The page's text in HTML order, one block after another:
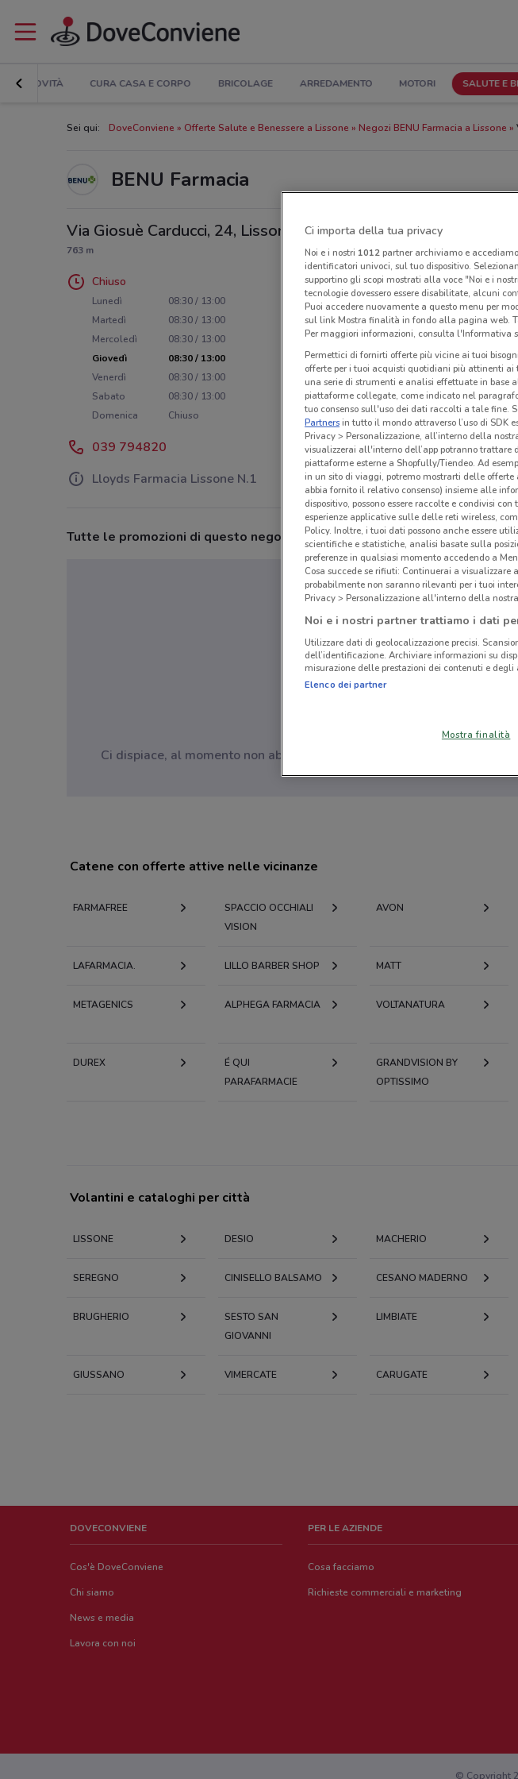
NOVITÀ CURA CASA E CORPO BRICOLAGE ARREDAMENTO MOTORI SALUTE E
Sei qui: DoveConviene Offerte Salute e Benessere a Lissone Negozi BENU Farmacia a Lissone
BENU Farmacia
Via Giosuè Carducci, 24, Lissone
763 m
Chiuso
Lunedì
08:30 / 13:00
Martedì
08:30 / 13:00
Mercoledì
08:30 / 13:00
Giovedì
08:30 / 13:00
Venerdì
08:30 / 13:00
Sabato
08:30 / 13:00
Domenica
Chiuso
039 794820
Lloyds Farmacia Lissone N.1
Tutte le promozioni di questo negozio
Ci dispiace, al momento non abbiamo pubblicato volantini nella tua
Catene con offerte attive nelle vicinanze
FARMAFREE
SPACCIO OCCHIALI
VISION
AVON
LAFARMACIA. LILLO BARBER SHOP MATT
METAGENICS ALPHEGA FARMACIA VOLTANATURA
DUREX
É QUI
PARAFARMACIE
GRANDVISION BY
OPTISSIMO
Volantini e cataloghi per città
LISSONE DESIO MACHERIO
SEREGNO CINISELLO BALSAMO CESANO MADERNO
BRUGHERIO
SESTO SAN
GIOVANNI
LIMBIATE
GIUSSANO VIMERCATE CARUGATE
DOVECONVIENE
Cos'è DoveConviene
Chi siamo
News e media
Lavora con noi
PER LE AZIENDE
Cosa facciamo
Richieste commerciali e marketing
© Copyright
Ci importa della tua privacy
Noi e i nostri 1012partner archiviamo e
identificatori univoci, sul tuo dispositivo.
supportino gli scopi mostrati alla voce "Noi e i
tecnologie dovessero essere disabilitate, alcuni
Puoi accedere nuovamente a questo menu per
sul link Mostra finalità in fondo alla pagina web.
Per maggiori informazioni, consulta l'Informativa
Permettici di fornirti offerte più vicine ai tuoi
offerte per i tuoi acquisti quotidiani più attinenti ai
una serie di strumenti e analisi effettuate in
piattaforme collegate, come indicato nel
tuo consenso sull'uso dei dati raccolti a tale fine.
Partnersin tutto il mondo attraverso l’uso di SDK
Privacy > Personalizzazione, all’interno della
visualizzerai all'interno dell’app potranno
piattaforme esterne a Shopfully/Tiendeo. Ad
in un sito di viaggi, potremo mostrarti delle
abbia fornito il relativo consenso) insieme alle
dispositivo, possono essere raccolte e condivisi
esperienze applicative sulle delle reti wireless,
Policy. Inoltre, i tuoi dati possono anche essere
scientifiche e statistiche, analisi basate sulla
preferenze in qualsiasi momento accedendo a
Cosa succede se rifiuti: Continuerai a
probabilmente non saranno rilevanti per i tuoi
Privacy > Personalizzazione all'interno della
Noi e i nostri partner trattiamo i dati
Utilizzare dati di geolocalizzazione precisi.
dell’identificazione. Archiviare informazioni su
misurazione delle prestazioni dei contenuti e
Elenco dei partner
Mostra finalità